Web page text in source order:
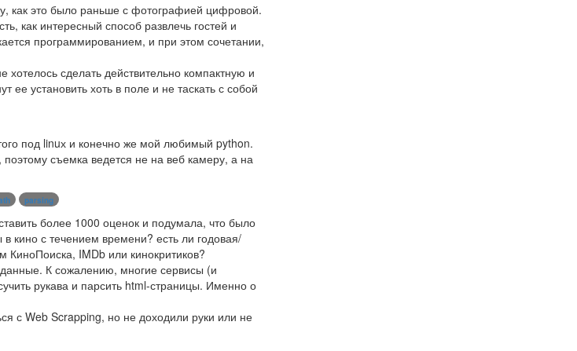
как это было раньше с фотографией цифровой.
как интересный способ развлечь гостей и
программированием, и при этом сочетании,
сделать действительно компактную и
установить хоть в поле и не таскать с собой
под linuх и конечно же мой любимый python.
съемка ведется не на веб камеру, а на
parsing
более 1000 оценок и подумала, что было
кино с течением времени? есть ли годовая/
КиноПоиска, IMDb или кинокритиков?
К сожалению, многие сервисы (и
рукава и парсить html-страницы. Именно о
с Web Scrapping, но не доходили руки или не